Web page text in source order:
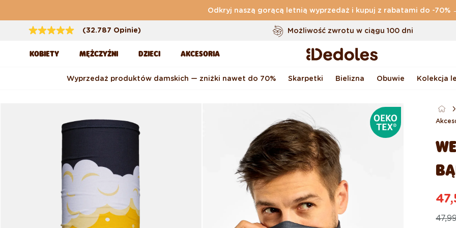
Odkryj naszą gorącą letnią wyprzedaż i kupuj z rabatami do -70%
(32.787 Opinie)
Darmowa dostawa zamówień o wartości powyżej169 zł
Możliwość zwrotu w ciągu 100 dni
Oryginalne wzornictwo stworzone przez nas
KOBIETY MĘŻCZYŹNI DZIECI AKCESORIA
Wyprzedaż produktów damskich — zniżki nawet do 70% Skarpetki Bielizna Obuwie Kolekcja
OEKOTEX®
informacji o produkcie